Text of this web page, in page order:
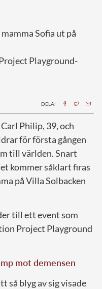
Sofia ut på
Playground-
DELA:
Philip, 39, och
för första gången
till världen. Snart
kommer såklart firas
på Villa Solbacken
till ett event som
Project Playground
mot demensen
så blyg av sig visade